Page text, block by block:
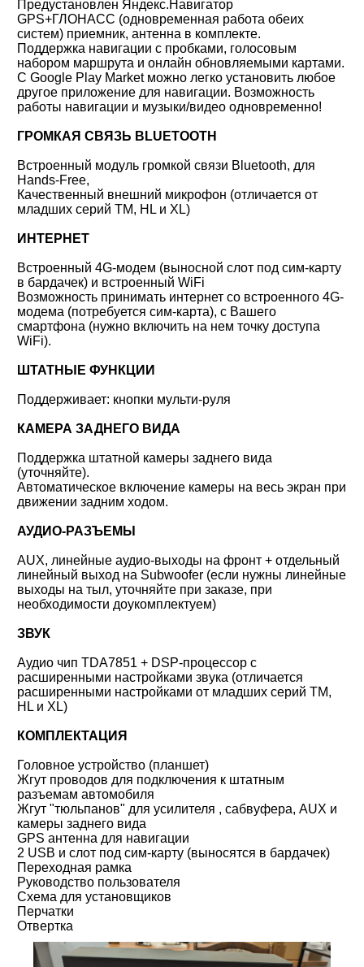
Предустановлен Яндекс.Навигатор
GPS+ГЛОНАСС (одновременная работа обеих
систем) приемник, антенна в комплекте.
Поддержка навигации с пробками, голосовым
набором маршрута и онлайн обновляемыми картами.
С Google Play Market можно легко установить любое
другое приложение для навигации. Возможность
работы навигации и музыки/видео одновременно!
ГРОМКАЯ СВЯЗЬ BLUETOOTH
Встроенный модуль громкой связи Bluetooth, для
Hands-Free,
Качественный внешний микрофон (отличается от
младших серий TM, HL и XL)
ИНТЕРНЕТ
Встроенный 4G-модем (выносной слот под сим-карту
в бардачек) и встроенный WiFi
Возможность принимать интернет со встроенного 4G-
модема (потребуется сим-карта), с Вашего
смартфона (нужно включить на нем точку доступа
WiFi).
ШТАТНЫЕ ФУНКЦИИ
Поддерживает: кнопки мульти-руля
КАМЕРА ЗАДНЕГО ВИДА
Поддержка штатной камеры заднего вида
(уточняйте).
Автоматическое включение камеры на весь экран при
движении задним ходом.
АУДИО-РАЗЪЕМЫ
AUX, линейные аудио-выходы на фронт + отдельный
линейный выход на Subwoofer (если нужны линейные
выходы на тыл, уточняйте при заказе, при
необходимости доукомплектуем)
ЗВУК
Аудио чип TDA7851 + DSP-процессор с
расширенными настройками звука (отличается
расширенными настройками от младших серий TM,
HL и XL)
КОМПЛЕКТАЦИЯ
Головное устройство (планшет)
Жгут проводов для подключения к штатным
разъемам автомобиля
Жгут "тюльпанов" для усилителя , сабвуфера, AUX и
камеры заднего вида
GPS антенна для навигации
2 USB и слот под сим-карту (выносятся в бардачек)
Переходная рамка
Руководство пользователя
Схема для установщиков
Перчатки
Отвертка